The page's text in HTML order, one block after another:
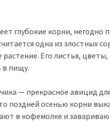
глубокие корни, негодно
одна из злостных
растение. Его листья,
в пищу.
— прекрасное авицид
поздней осенью корни
в кофемолке и